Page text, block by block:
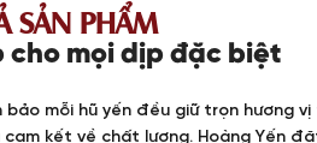
SẢN PHẨM
cho mọi dịp đặc biệt
mỗi hũ yến đều giữ trọn hương
kết về chất lượng. Hoàng Yến